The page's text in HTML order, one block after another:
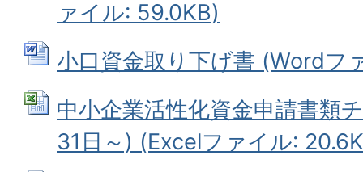
ァイル: 59.0KB)
小口資金取り下げ書 (Wordフ
中小企業活性化資金申請書類
31日～) (Excelファイル: